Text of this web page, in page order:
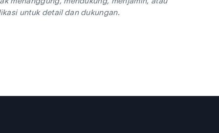
untuk detail dan dukungan.